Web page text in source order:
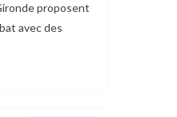
proposent
avec des